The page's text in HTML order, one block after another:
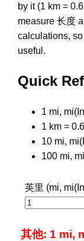
by it (1 km =
measure 长度
calculations,
useful.
Quick
1 mi,
1 km =
10 mi,
100 mi,
英里 (mi,
其他: 1 mi,